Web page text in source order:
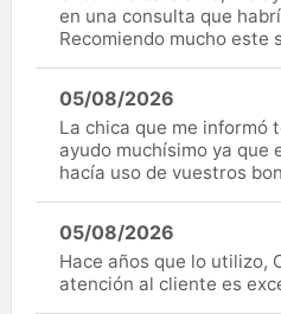
en una consulta que
Recomiendo mucho este
05/08/2026
La chica que me informó
ayudo muchísimo ya que
hacía uso de vuestros
05/08/2026
Hace años que lo utilizo,
atención al cliente es